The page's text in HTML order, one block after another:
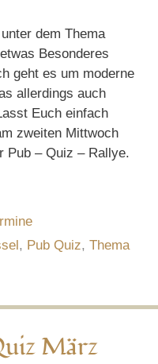
dem Thema
Besonderes
geht es um moderne
allerdings auch
Euch einfach
zweiten Mittwoch
Pub – Quiz – Rallye.
, Pub Quiz,Thema
März